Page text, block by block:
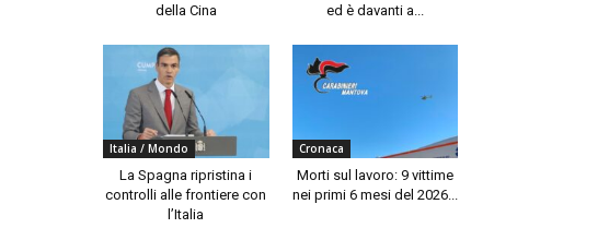
della Cina
ed è davanti a...
Italia / Mondo
La Spagna ripristina i
controlli alle frontiere con
l’Italia
Cronaca
Morti sul lavoro: 9 vittime
nei primi 6 mesi del 2026...